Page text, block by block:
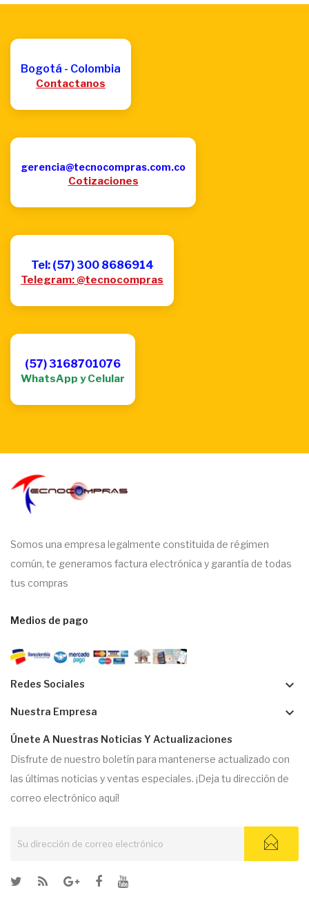
Bogotá - Colombia
Contactanos
gerencia@tecnocompras.com.co
Cotizaciones
Tel: (57) 300 8686914
Telegram: @tecnocompras
(57) 3168701076
WhatsApp y Celular
Somos una empresa legalmente constituida de régimen
común, te generamos factura electrónica y garantía de todas
tus compras
Medios de pago
Redes Sociales keyboard_arrow_down
Nuestra Empresa keyboard_arrow_down
Únete A Nuestras Noticias Y Actualizaciones
Disfrute de nuestro boletín para mantenerse actualizado con
las últimas noticias y ventas especiales. ¡Deja tu dirección de
correo electrónico aquí!